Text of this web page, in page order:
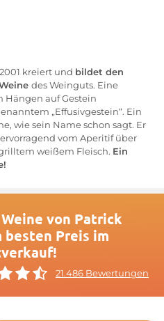
kreiert und bildet den
des Weinguts. Eine
Hängen auf Gestein
„Effusivgestein“. Ein
wie sein Name schon sagt. Er
vom Aperitif über
weißem Fleisch. Ein
von Patrick
besten Preis im
21.486 Bewertungen